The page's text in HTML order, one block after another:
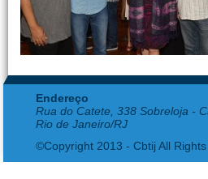
Endereço
Rua do Catete, 338 Sobreloja -
Rio de Janeiro/RJ
©Copyright 2013 - Cbtij All